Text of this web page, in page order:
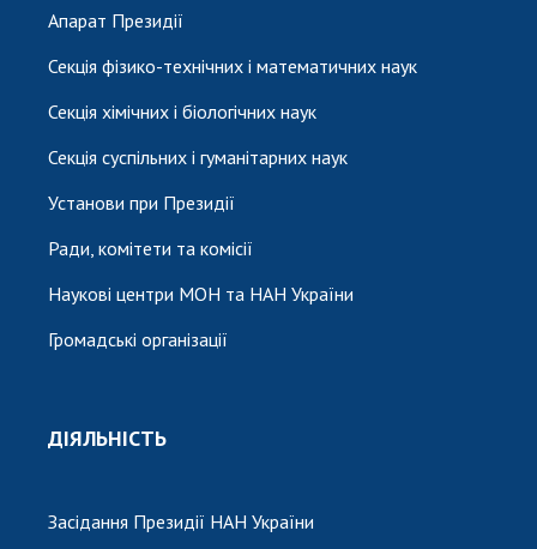
Апарат Президії
Секція фізико-технічних і математичних наук
Секція хімічних і біологічних наук
Секція суспільних і гуманітарних наук
Установи при Президії
Ради, комітети та комісії
Наукові центри МОН та НАН України
Громадські організації
ДІЯЛЬНІСТЬ
Засідання Президії НАН України